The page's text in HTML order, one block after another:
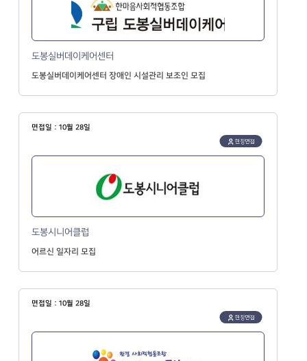
도봉실버데이케어센터
도봉실버데이케어센터 장애인 시설관리 보조인 모집
면접일 : 10월 28일
현장면접
도봉시니어클럽
어르신 일자리 모집
면접일 : 10월 28일
현장면접